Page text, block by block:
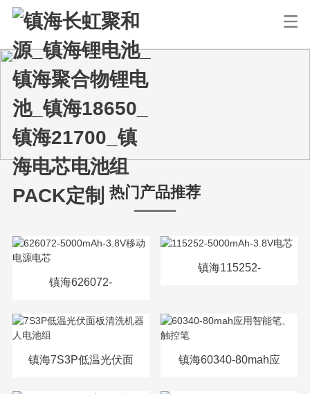
热门产品推荐
镇海626072-
镇海115252-
镇海7S3P低温光伏面 镇海60340-80mah应